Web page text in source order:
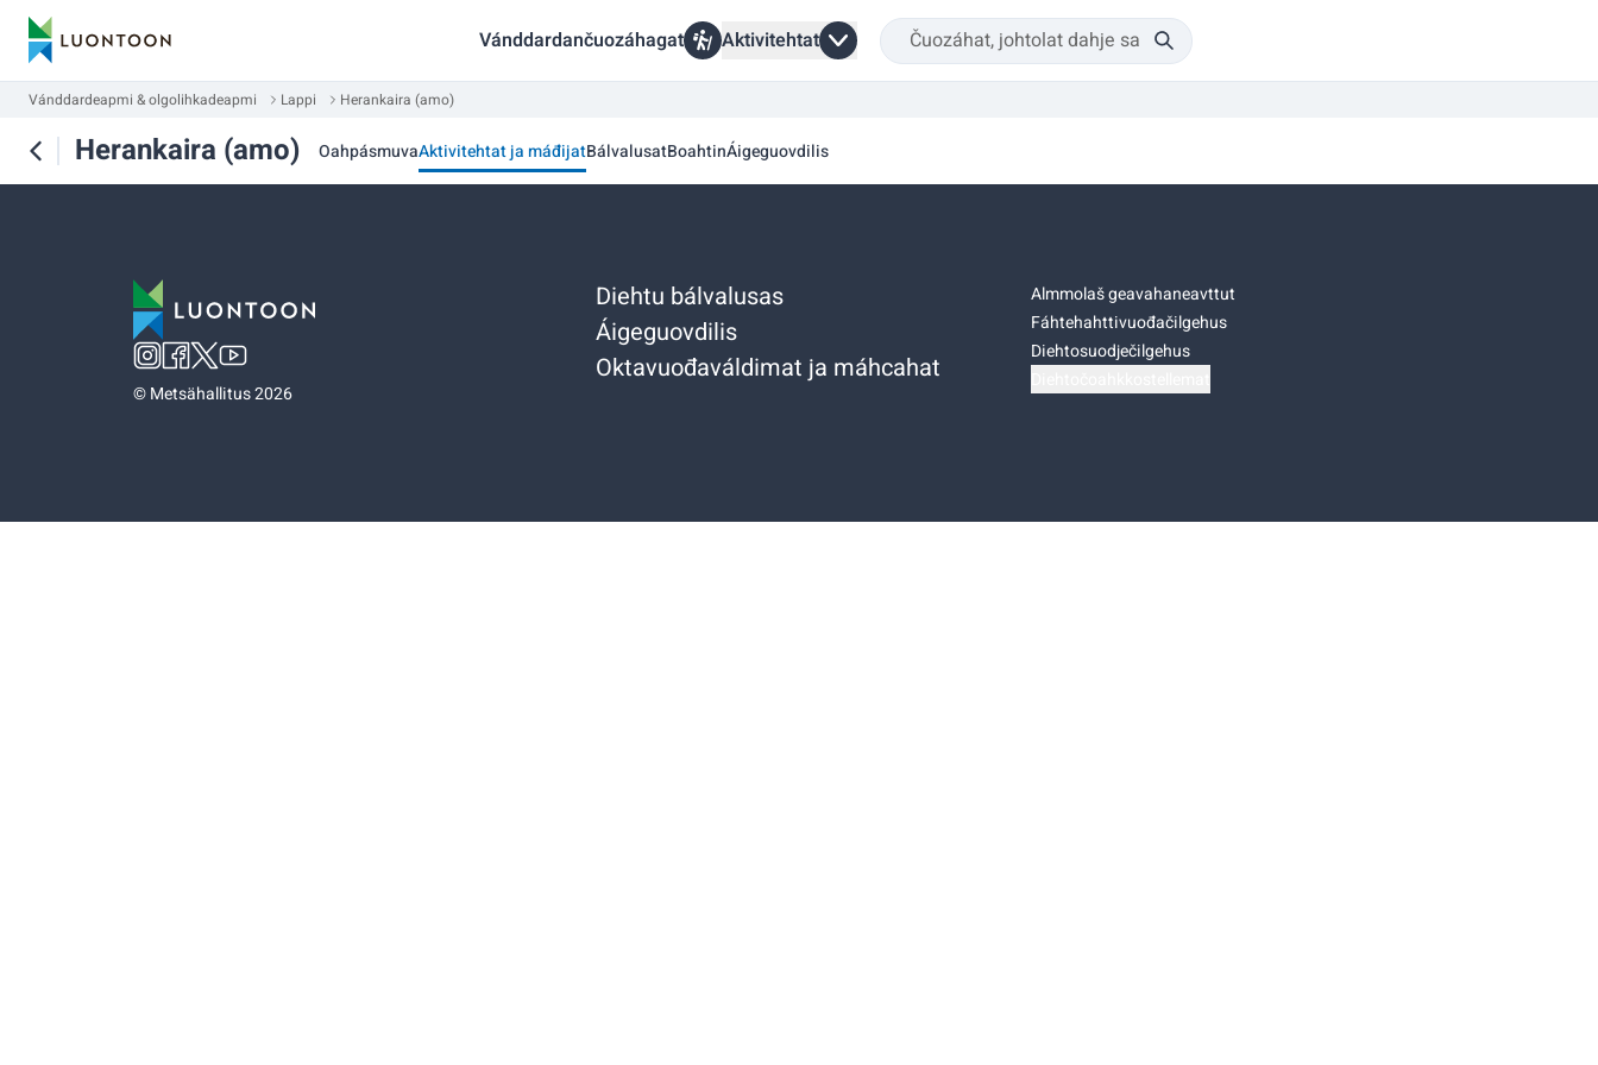
Vánddardančuozáhagat Aktivitehtat
Vánddardeapmi & olgolihkadeapmi Lappi Herankaira (amo)
Herankaira (amo) OahpásmuvaAktivitehtat ja máđijatBálvalusatBoahtinÁigeguovdilis
©Metsähallitus 2026
Diehtu bálvalusas
Áigeguovdilis
Oktavuođaváldimat ja máhcahat
Almmolaš geavahaneavttut
Fáhtehahttivuođačilgehus
Diehtosuodječilgehus